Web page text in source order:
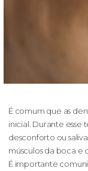
É comum que as
inicial. Durante esse
desconforto ou
músculos da boca e
É importante